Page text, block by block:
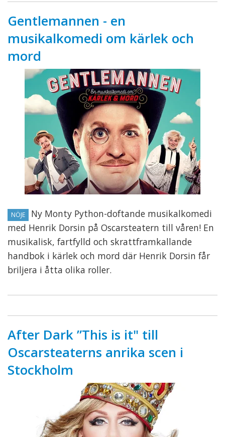
Gentlemannen - en
musikalkomedi om kärlek och
mord
NÖJE
Ny Monty Python-doftande musikalkomedi
med Henrik Dorsin på Oscarsteatern till våren! En
musikalisk, fartfylld och skrattframkallande
handbok i kärlek och mord där Henrik Dorsin får
briljera i åtta olika roller.
After Dark ”This is it" till
Oscarsteaterns anrika scen i
Stockholm